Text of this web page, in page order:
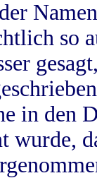
so
in
wurde,